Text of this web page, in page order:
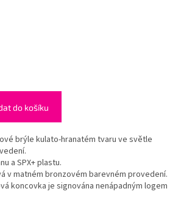
do košíku
brýle kulato-hranatém tvaru ve světle
a SPX+ plastu.
v matném bronzovém barevném provedení.
koncovka je signována nenápadným logem